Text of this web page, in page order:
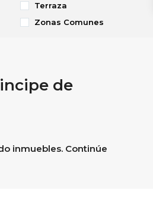
Terraza
Zonas Comunes
de
inmuebles. Continúe